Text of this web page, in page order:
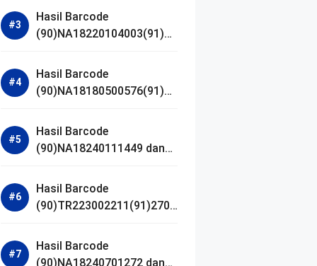
Hasil Barcode
(90)NA18220104003(91)25
Hasil Barcode
(90)NA18180500576(91)21
Hasil Barcode
(90)NA18240111449 dan
Hasil Barcode
(90)TR223002211(91)2701
Hasil Barcode
(90)NA18240701272 dan